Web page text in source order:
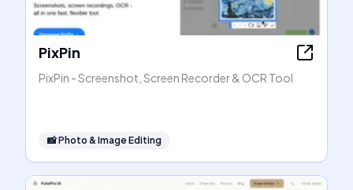
PixPin
PixPin - Screenshot, Screen Recorder & OCR Tool
📸Photo & Image Editing